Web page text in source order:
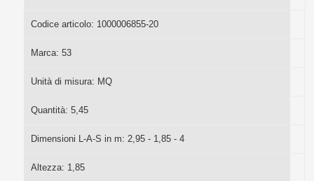
Codice articolo: 1000006855-20
Marca: 53
Unità di misura: MQ
Quantità: 5,45
Dimensioni L-A-S in m: 2,95 - 1,85 - 4
Altezza: 1,85